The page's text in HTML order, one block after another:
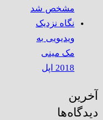
مشخص شد
نگاه نزدیک
ویدیویی به
مک مینی
2018 اپل
آخرین
دیدگاه‌ها